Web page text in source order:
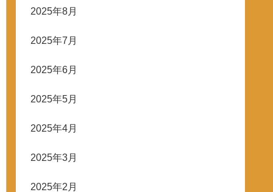
2025年8月
2025年7月
2025年6月
2025年5月
2025年4月
2025年3月
2025年2月